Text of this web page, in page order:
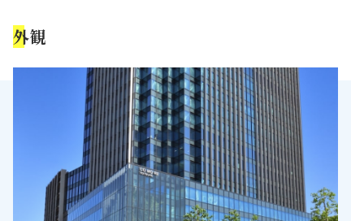
外観